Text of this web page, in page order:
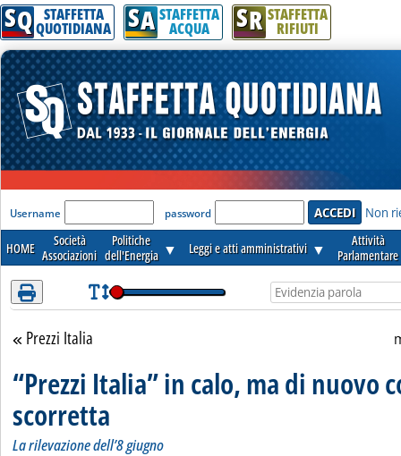
Attenzione! Esegui l'accesso per lèggere interamente la notizia.
SQ STAFFETTA
QUOTIDIANA SA STAFFETTA
ACQUA SR STAFFETTA
RIFIUTI
'Modulo Login per accedere'
Username password Non
HOME
Società
Associazioni
Politiche
dell'Energia ▼ Leggi e atti amministrativi ▼
Attività
Parlamentare
Torna alla sezione
Prezzi Italia
“Prezzi Italia” in calo, ma di nuovo
scorretta
La rilevazione dell’8 giugno